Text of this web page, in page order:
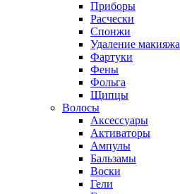
Приборы
Расчески
Спонжи
Удаление макияжа
Фартуки
Фены
Фольга
Щипцы
Волосы
Аксессуары
Активаторы
Ампулы
Бальзамы
Воски
Гели